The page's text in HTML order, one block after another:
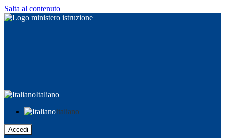
Salta al contenuto
Italiano
Italiano
Accedi